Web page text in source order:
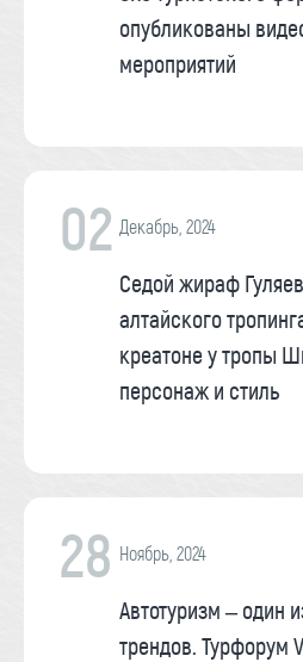
опубликованы
мероприятий
02 Декабрь, 2024
Седой жираф
алтайского
креатоне у тропы
персонаж и стиль
28 Ноябрь, 2024
Автотуризм – один
трендов. Турфорум